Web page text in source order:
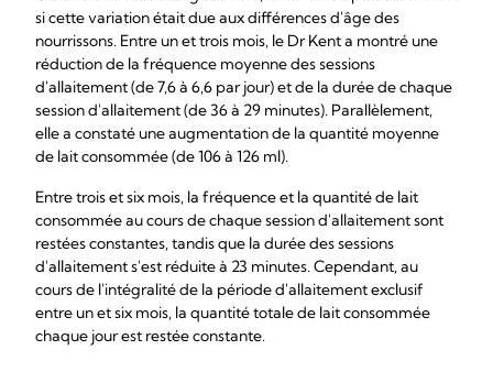
si cette variation était due aux différences d'âge des
nourrissons. Entre un et trois mois, le Dr Kent a montré une
réduction de la fréquence moyenne des sessions
d'allaitement (de 7,6 à 6,6 par jour) et de la durée de chaque
session d'allaitement (de 36 à 29 minutes). Parallèlement,
elle a constaté une augmentation de la quantité moyenne
de lait consommée (de 106 à 126 ml).
Entre trois et six mois, la fréquence et la quantité de lait
consommée au cours de chaque session d'allaitement sont
restées constantes, tandis que la durée des sessions
d'allaitement s'est réduite à 23 minutes. Cependant, au
cours de l'intégralité de la période d'allaitement exclusif
entre un et six mois, la quantité totale de lait consommée
chaque jour est restée constante.